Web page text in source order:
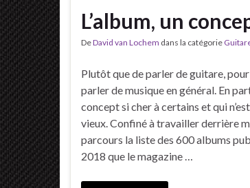
L’album, un
DeDavid van Lochem dans la catégorie
Plutôt que de parler de guitare,
parler de musique en général. En
concept si cher à certains et qui
vieux. Confiné à travailler derrière
parcours la liste des 600 albums
2018 que le magazine …